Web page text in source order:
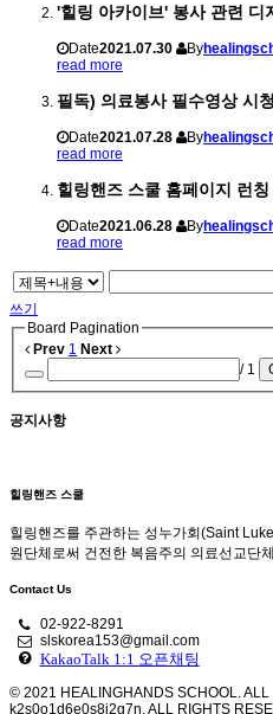
'힐링 아카이브' 봉사 관련 디
Date2021.07.30 By
read more
필독) 의료봉사 필수영상 시
Date2021.07.28 By
read more
힐링핸즈 스쿨 홈페이지 런칭
Date2021.06.28 By
read more
쓰기
Board Pagination
Prev 1 Next
/ 1
공지사항
힐링핸즈 스쿨
힐링핸즈를 주관하는 성누가회(Saint
원단체로써 건전한 복음주의 의료선교단
Contact Us
02-922-8291
slskorea153@gmail.com
KakaoTalk 1:1 오픈채팅
© 2021 HEALINGHANDS SCHOOL.
k2s0o1d6e0s8i2g7n. ALL RIGHTS